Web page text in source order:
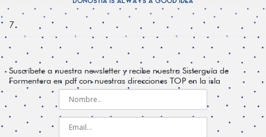
7
Suscríbete a nuestra newsletter y recibe nuestra Sisterguía de
Formentera en pdf con nuestras direcciones TOP en la isla